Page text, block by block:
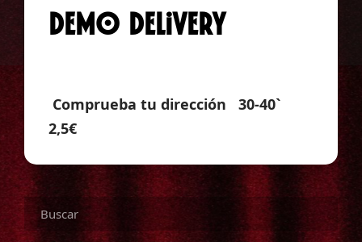
Demo Delivery
Comprueba tu dirección
30-40`
2,5€